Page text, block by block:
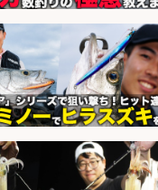
×大型連休あり×残業
大津市
社ホットスタッフ滋賀
sponsored by 求人ボックス
のライン組立/入社祝
市堺区の工場で自転車
の組立 日払いOK・未